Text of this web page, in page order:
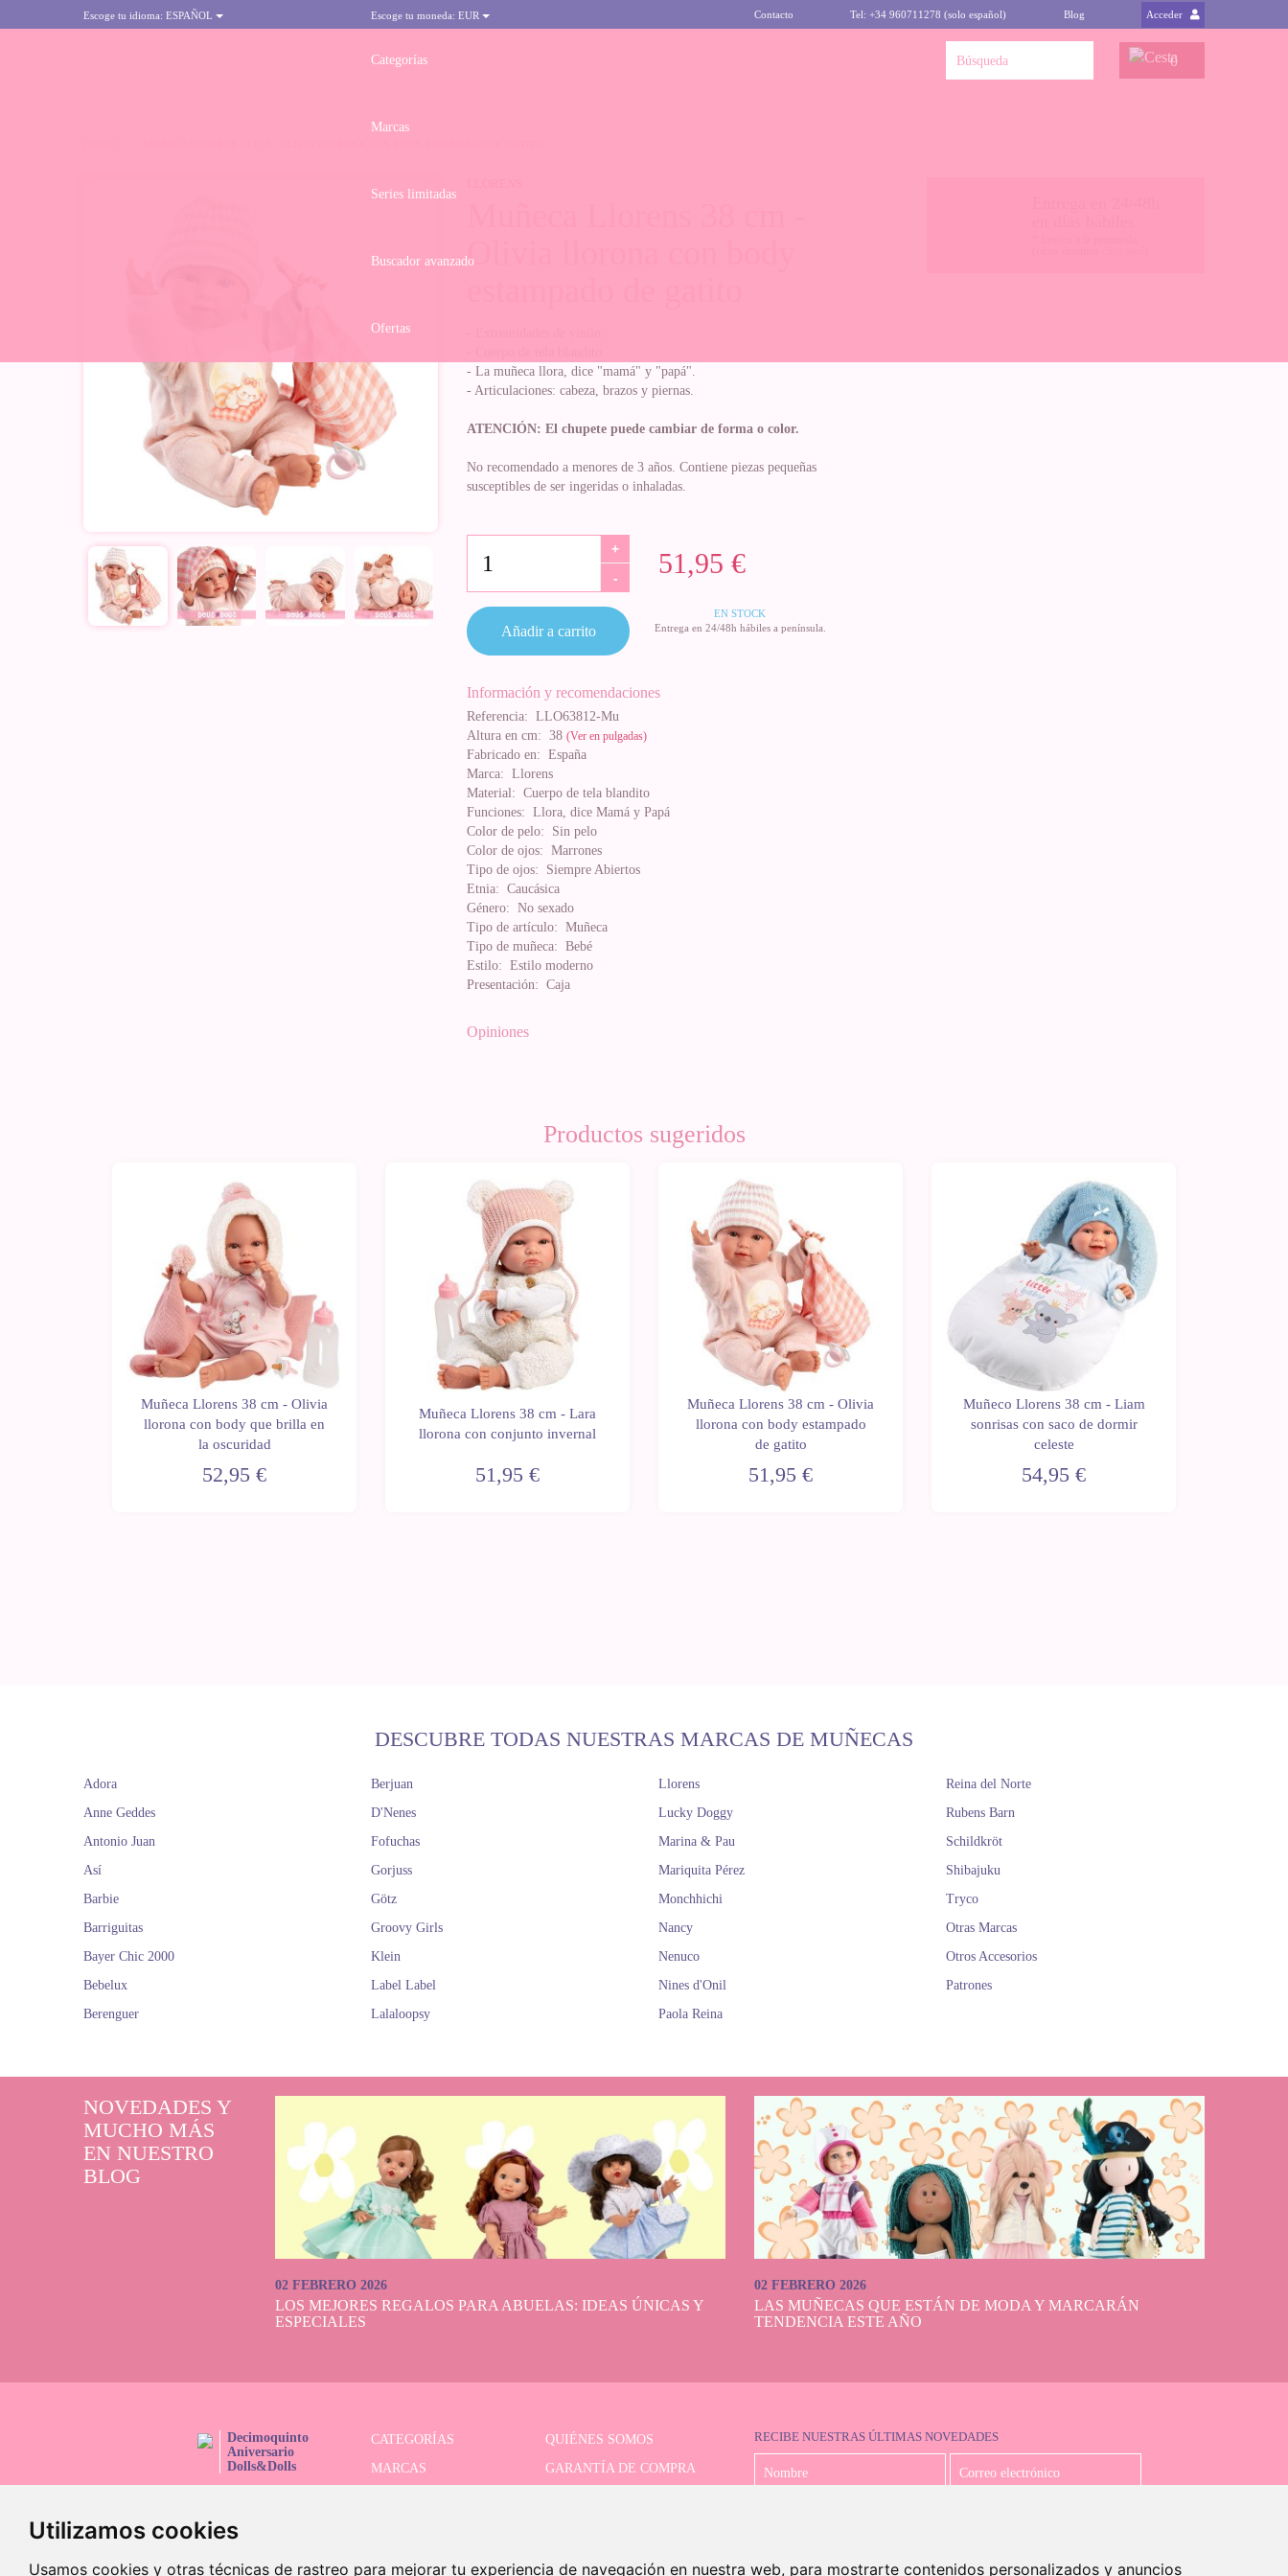
Utilizamos cookies
Usamos cookies y otras técnicas de rastreo para mejorar tu experiencia de navegación en nuestra web, para mostrarte contenidos personalizados y anuncios
Escoge tu idioma: ESPAÑOL Escoge tu moneda: EUR Contacto Tel: +34 960711278 (solo español) Blog Acceder
Categorías
Marcas
Series limitadas
Buscador avanzado
Ofertas
0
Olivia llorona con body
- La muñeca llora, dice "mamá" y "papá".
- Articulaciones: cabeza, brazos y piernas.
ATENCIÓN: El chupete puede cambiar de forma o color.
No recomendado a menores de 3 años. Contiene piezas pequeñas
susceptibles de ser ingeridas o inhaladas.
51,95 €
+
-
EN STOCK
Entrega en 24/48h hábiles a península.
Añadir a carrito
Información y recomendaciones
Referencia: LLO63812-Mu
Altura en cm: 38 (Ver en pulgadas)
Fabricado en: España
Marca: Llorens
Material: Cuerpo de tela blandito
Funciones: Llora, dice Mamá y Papá
Color de pelo: Sin pelo
Color de ojos: Marrones
Tipo de ojos: Siempre Abiertos
Etnia: Caucásica
Género: No sexado
Tipo de artículo: Muñeca
Tipo de muñeca: Bebé
Estilo: Estilo moderno
Presentación: Caja
Opiniones
Productos sugeridos
Muñeca Llorens 38 cm - Olivia
llorona con body que brilla en
la oscuridad
52,95 €
Muñeca Llorens 38 cm - Lara
llorona con conjunto invernal
51,95 €
Muñeca Llorens 38 cm - Olivia
llorona con body estampado
de gatito
51,95 €
Muñeco Llorens 38 cm - Liam
sonrisas con saco de dormir
celeste
54,95 €
DESCUBRE TODAS NUESTRAS MARCAS DE MUÑECAS
Adora
Anne Geddes
Antonio Juan
Así
Barbie
Barriguitas
Bayer Chic 2000
Bebelux
Berenguer
Berjuan
D'Nenes
Fofuchas
Gorjuss
Götz
Groovy Girls
Klein
Label Label
Lalaloopsy
Llorens
Lucky Doggy
Marina & Pau
Mariquita Pérez
Monchhichi
Nancy
Nenuco
Nines d'Onil
Paola Reina
Reina del Norte
Rubens Barn
Schildkröt
Shibajuku
Tryco
Otras Marcas
Otros Accesorios
Patrones
NOVEDADES Y
MUCHO MÁS
EN NUESTRO
BLOG
02 FEBRERO 2026
LOS MEJORES REGALOS PARA ABUELAS: IDEAS ÚNICAS Y
ESPECIALES
02 FEBRERO 2026
LAS MUÑECAS QUE ESTÁN DE MODA Y MARCARÁN
TENDENCIA ESTE AÑO
Decimoquinto
Aniversario
Dolls&Dolls
CATEGORÍAS
QUIÉNES SOMOS
MARCAS
GARANTÍA DE COMPRA
RECIBE NUESTRAS ÚLTIMAS NOVEDADES